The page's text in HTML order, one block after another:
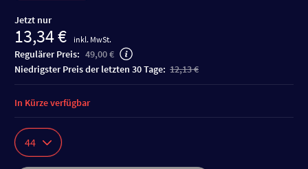
Jetzt nur
13,34 € inkl. MwSt.
Regulärer Preis: 49,00 €
niedrigster Preis der letzten 30 Tage: 12,13 €
44
In Kürze verfügbar